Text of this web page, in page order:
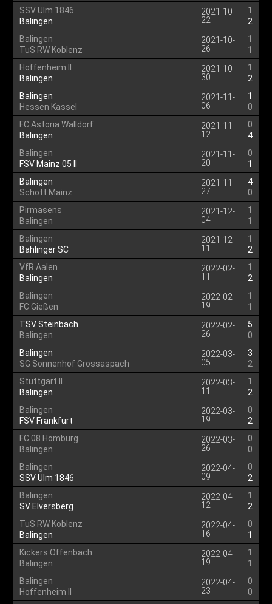
SSV Ulm 1846
Balingen
2021-10-
22
1
2
Balingen
TuS RW Koblenz
2021-10-
26
1
1
Hoffenheim II
Balingen
2021-10-
30
1
2
Balingen
Hessen Kassel
2021-11-
06
1
0
FC Astoria Walldorf
Balingen
2021-11-
12
0
4
Balingen
FSV Mainz 05 II
2021-11-
20
0
1
Balingen
Schott Mainz
2021-11-
27
4
0
Pirmasens
Balingen
2021-12-
04
1
1
Balingen
Bahlinger SC
2021-12-
11
1
2
VfR Aalen
Balingen
2022-02-
11
1
2
Balingen
FC Gießen
2022-02-
19
1
1
TSV Steinbach
Balingen
2022-02-
26
5
0
Balingen
SG Sonnenhof Grossaspach
2022-03-
05
3
2
Stuttgart II
Balingen
2022-03-
11
1
2
Balingen
FSV Frankfurt
2022-03-
19
0
2
FC 08 Homburg
Balingen
2022-03-
26
0
0
Balingen
SSV Ulm 1846
2022-04-
09
0
2
Balingen
SV Elversberg
2022-04-
12
1
2
TuS RW Koblenz
Balingen
2022-04-
16
0
1
Kickers Offenbach
Balingen
2022-04-
19
1
1
Balingen
Hoffenheim II
2022-04-
23
0
0